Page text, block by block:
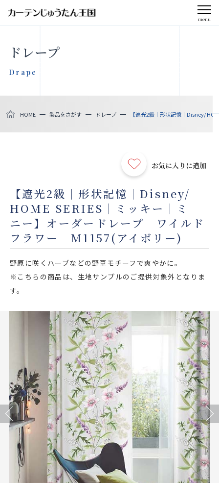
menu
お知らせ
製品をさがす
店舗をさがす
私たちのこだわり
お客様の声
お役立ち情報
お問い合わせ
お気に入りリスト
お見積り来店予約はこちら
法人のお客様へ
ドレープ
Drape
HOME 製品をさがす ドレープ 【遮光2級｜形状記憶｜Disney/
お気に入りに追加
【遮光2級｜形状記憶｜Disney/
HOME SERIES｜ミッキー｜ミ
ニー】オーダードレープ ワイルド
フラワー M1157(アイボリー)
野原に咲くハーブなどの野草モチーフで爽やかに。
※こちらの商品は、生地サンプルのご提供対象外となりま
す。
Previous Next